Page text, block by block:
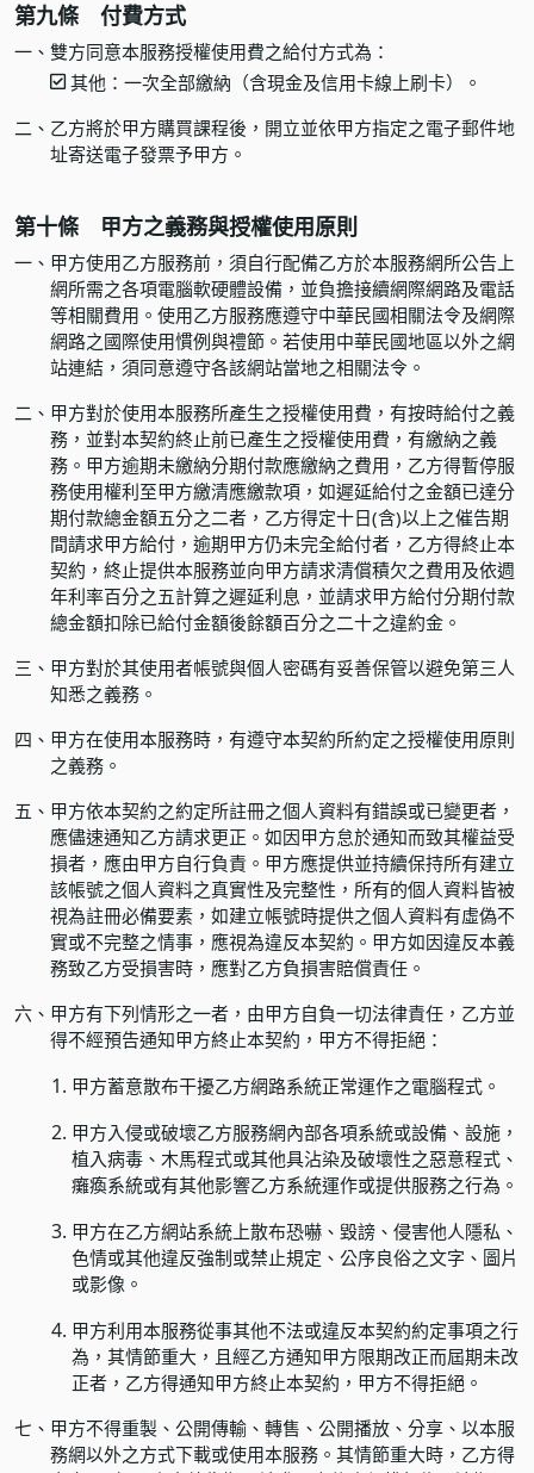
第九條 付費方式
一、 雙方同意本服務授權使用費之給付方式為：
其他： 一次全部繳納（含現金及信用卡線上刷卡）。
二、 乙方將於甲方購買課程後，開立並依甲方指定之電子郵件地
址寄送電子發票予甲方。
第十條 甲方之義務與授權使用原則
一、 甲方使用乙方服務前，須自行配備乙方於本服務網所公告上
網所需之各項電腦軟硬體設備，並負擔接續網際網路及電話
等相關費用。使用乙方服務應遵守中華民國相關法令及網際
網路之國際使用慣例與禮節。若使用中華民國地區以外之網
站連結，須同意遵守各該網站當地之相關法令。
二、 甲方對於使用本服務所產生之授權使用費，有按時給付之義
務，並對本契約終止前已產生之授權使用費，有繳納之義
務。甲方逾期未繳納分期付款應繳納之費用，乙方得暫停服
務使用權利至甲方繳清應繳款項，如遲延給付之金額已達分
期付款總金額五分之二者，乙方得定十日(含)以上之催告期
間請求甲方給付，逾期甲方仍未完全給付者，乙方得終止本
契約，終止提供本服務並向甲方請求清償積欠之費用及依週
年利率百分之五計算之遲延利息，並請求甲方給付分期付款
總金額扣除已給付金額後餘額百分之二十之違約金。
三、 甲方對於其使用者帳號與個人密碼有妥善保管以避免第三人
知悉之義務。
四、 甲方在使用本服務時，有遵守本契約所約定之授權使用原則
之義務。
五、 甲方依本契約之約定所註冊之個人資料有錯誤或已變更者，
應儘速通知乙方請求更正。如因甲方怠於通知而致其權益受
損者，應由甲方自行負責。甲方應提供並持續保持所有建立
該帳號之個人資料之真實性及完整性，所有的個人資料皆被
視為註冊必備要素，如建立帳號時提供之個人資料有虛偽不
實或不完整之情事，應視為違反本契約。甲方如因違反本義
務致乙方受損害時，應對乙方負損害賠償責任。
六、 甲方有下列情形之一者，由甲方自負一切法律責任，乙方並
得不經預告通知甲方終止本契約，甲方不得拒絕：
甲方蓄意散布干擾乙方網路系統正常運作之電腦程式。
甲方入侵或破壞乙方服務網內部各項系統或設備、設施，
植入病毒、木馬程式或其他具沾染及破壞性之惡意程式、
癱瘓系統或有其他影響乙方系統運作或提供服務之行為。
甲方在乙方網站系統上散布恐嚇、毀謗、侵害他人隱私、
色情或其他違反強制或禁止規定、公序良俗之文字、圖片
或影像。
甲方利用本服務從事其他不法或違反本契約約定事項之行
為，其情節重大，且經乙方通知甲方限期改正而屆期未改
正者，乙方得通知甲方終止本契約，甲方不得拒絕。
七、 甲方不得重製、公開傳輸、轉售、公開播放、分享、以本服
務網以外之方式下載或使用本服務。其情節重大時，乙方得